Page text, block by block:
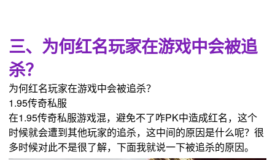
三、为何红名玩家在游戏中会被追
杀？
为何红名玩家在游戏中会被追杀？
1.95传奇私服
在1.95传奇私服游戏混，避免不了咋PK中造成红名，这个
时候就会遭到其他玩家的追杀，这中间的原因是什么呢？很
多时候对此不是很了解，下面我就说一下被追杀的原因。